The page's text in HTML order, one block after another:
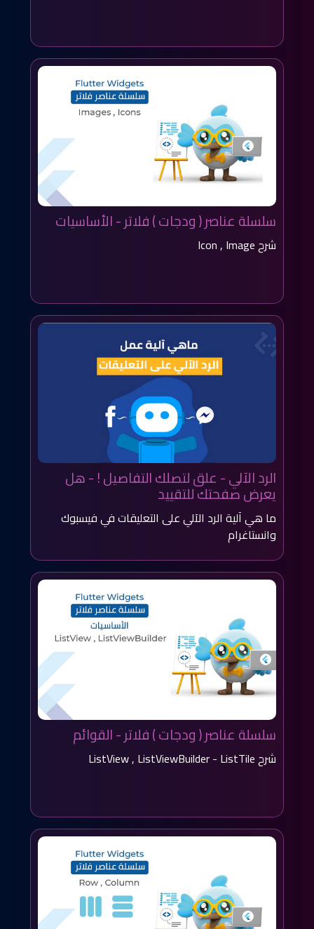
سلسلة عناصر ( ودجات ) فلاتر - الأساسيات
شرح Icon , Image
الرد الآلي - علق لتصلك التفاصيل ! - هل
يعرض صفحتك للتقييد
ما هي آلية الرد الآلي على التعليقات في فيسبوك
وانستاغرام
سلسلة عناصر ( ودجات ) فلاتر - القوائم
شرح ListView , ListViewBuilder - ListTile